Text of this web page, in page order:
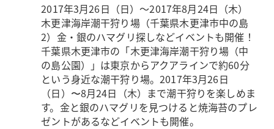
2017年3月26日（日）～2017年8月24日（木）
木更津海岸潮干狩り場（千葉県木更津市中の島
2） 金・銀のハマグリ探しなどイベントも開催！
千葉県木更津市の「木更津海岸潮干狩り場（中
の島公園）」は東京からアクアラインで約60分
という身近な潮干狩り場。2017年3月26日
（日）〜8月24日（木）まで潮干狩りを楽しめま
す。金と銀のハマグリを見つけると焼海苔のプレ
ゼントがあるなどイベントも開催。